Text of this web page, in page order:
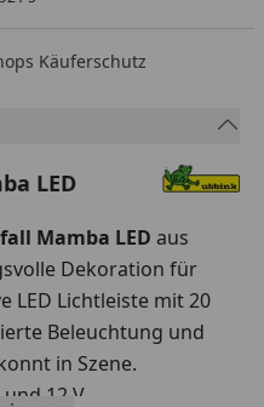
Käuferschutz
LED
Mamba LED aus
Dekoration für
LED Lichtleiste mit 20
Beleuchtung und
in Szene.
12 V